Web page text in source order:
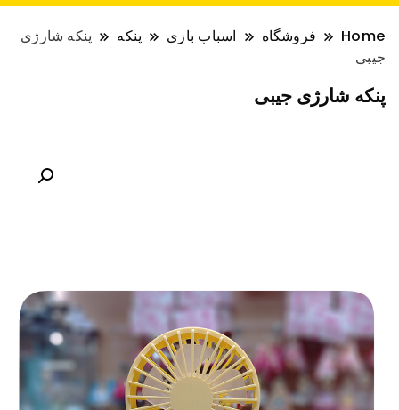
Home فروشگاه اسباب بازی پنکه
پنکه شارژی
جیبی
پنکه شارژی جیبی